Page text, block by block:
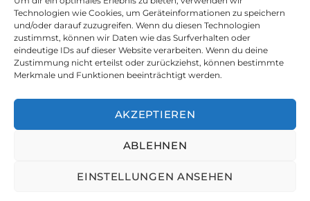
Technologien wie Cookies, um Geräteinformationen zu speichern
und/oder darauf zuzugreifen. Wenn du diesen Technologien
zustimmst, können wir Daten wie das Surfverhalten oder
eindeutige IDs auf dieser Website verarbeiten. Wenn du deine
Zustimmung nicht erteilst oder zurückziehst, können bestimmte
Merkmale und Funktionen beeinträchtigt werden.
AKZEPTIEREN
ABLEHNEN
EINSTELLUNGEN ANSEHEN
Willkommen
Über mich
Projekte | Vorträge
Blog@Augsburg